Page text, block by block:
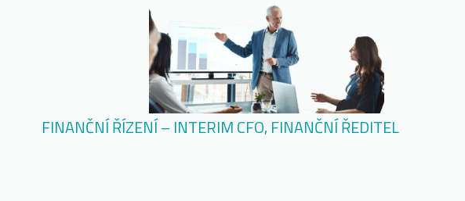
FINANČNÍ ŘÍZENÍ – INTERIM CFO, FINANČNÍ ŘEDITEL